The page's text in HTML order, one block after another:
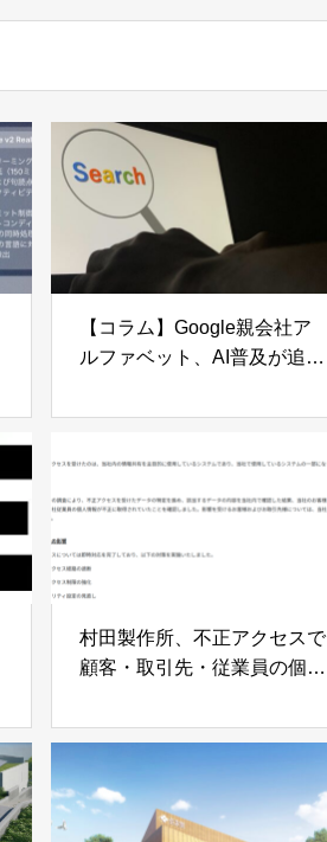
【コラム】Google親会社ア
ルファベット、AI普及が追
響と検索機能への導入
村田製作所、不正アクセスで
顧客・取引先・従業員の個人
や生産活動への影響なし